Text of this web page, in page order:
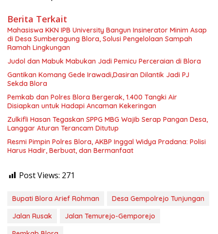
Berita Terkait
Mahasiswa KKN IPB University Bangun Insinerator Minim Asap
di Desa Sumberagung Blora, Solusi Pengelolaan Sampah
Ramah Lingkungan ‎
Judol dan Mabuk Mabukan Jadi Pemicu Perceraian di Blora
Gantikan Komang Gede Irawadi,Dasiran Dilantik Jadi PJ
Sekda Blora
Pemkab dan Polres Blora Bergerak, 1.400 Tangki Air
Disiapkan untuk Hadapi Ancaman Kekeringan
Zulkifli Hasan Tegaskan SPPG MBG Wajib Serap Pangan Desa,
Langgar Aturan Terancam Ditutup
Resmi Pimpin Polres Blora, AKBP Inggal Widya Pradana: Polisi
Harus Hadir, Berbuat, dan Bermanfaat
Post Views: 271
Bupati Blora Arief Rohman
Desa Gempolrejo Tunjungan
Jalan Rusak
Jalan Temurejo-Gemporejo